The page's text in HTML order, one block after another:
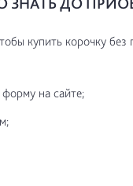
купить корочку без
на сайте;